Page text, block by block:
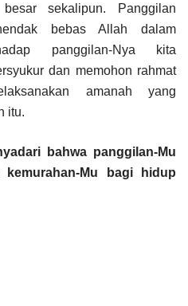
sekalipun. Panggilan
bebas Allah dalam
panggilan-Nya kita
dan memohon rahmat
amanah yang
itu.
bahwa panggilan-Mu
Mu bagi hidup